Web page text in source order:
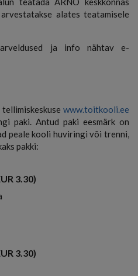
alates teatamisele
ja info nähtav e-
www.toitkooli.ee
paki. Antud paki eesmärk on
peale kooli huviringi või trenni,
pakki:
3.30)
3.30)